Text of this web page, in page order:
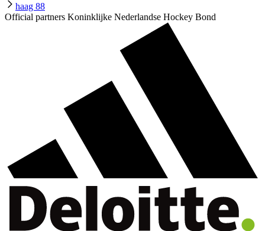
haag 88
Official partners Koninklijke Nederlandse Hockey Bond